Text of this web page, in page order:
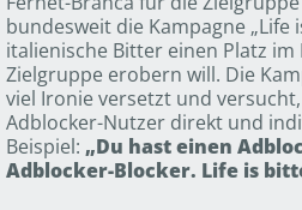
bundesweit die Kampagne
italienische Bitter einen Platz
Zielgruppe erobern will. Die
viel Ironie versetzt und
Adblocker-Nutzer direkt und
Beispiel: „Du hast einen
Adblocker-Blocker. Life is